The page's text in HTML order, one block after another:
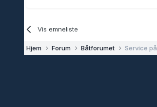
Vis emneliste
Hjem Forum Båtforumet Service